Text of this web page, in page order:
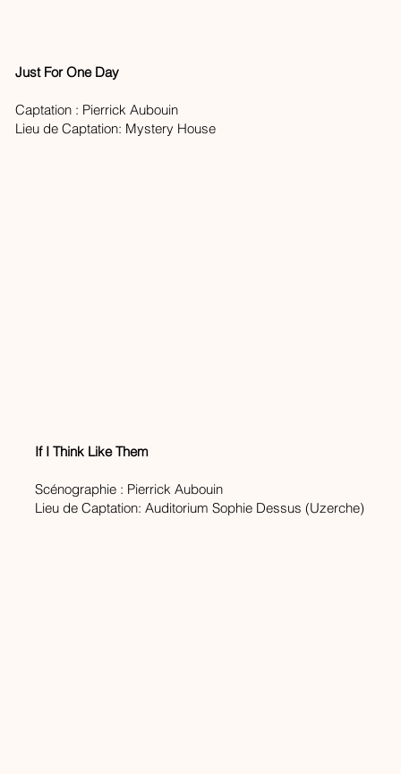
Just For One Day
Captation : Pierrick Aubouin
Lieu de Captation: Mystery House
If I Think Like Them
Scénographie : Pierrick Aubouin
Lieu de Captation: Auditorium Sophie Dessus (Uzerche)